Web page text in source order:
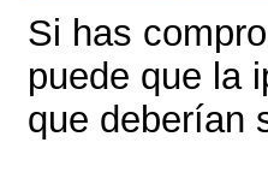
Si has
puede que la
que deberían